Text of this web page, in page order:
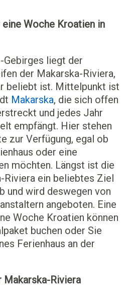
Woche Kroatien in
liegt der
der Makarska-Riviera,
beliebt ist. Mittelpunkt ist
Makarska, die sich offen
und jedes Jahr
empfängt. Hier stehen
zur Verfügung, egal ob
oder eine
möchten. Längst ist die
Riviera ein beliebtes Ziel
und wird deswegen von
angeboten. Eine
Woche Kroatien können
buchen oder Sie
Ferienhaus an der
Makarska-Riviera